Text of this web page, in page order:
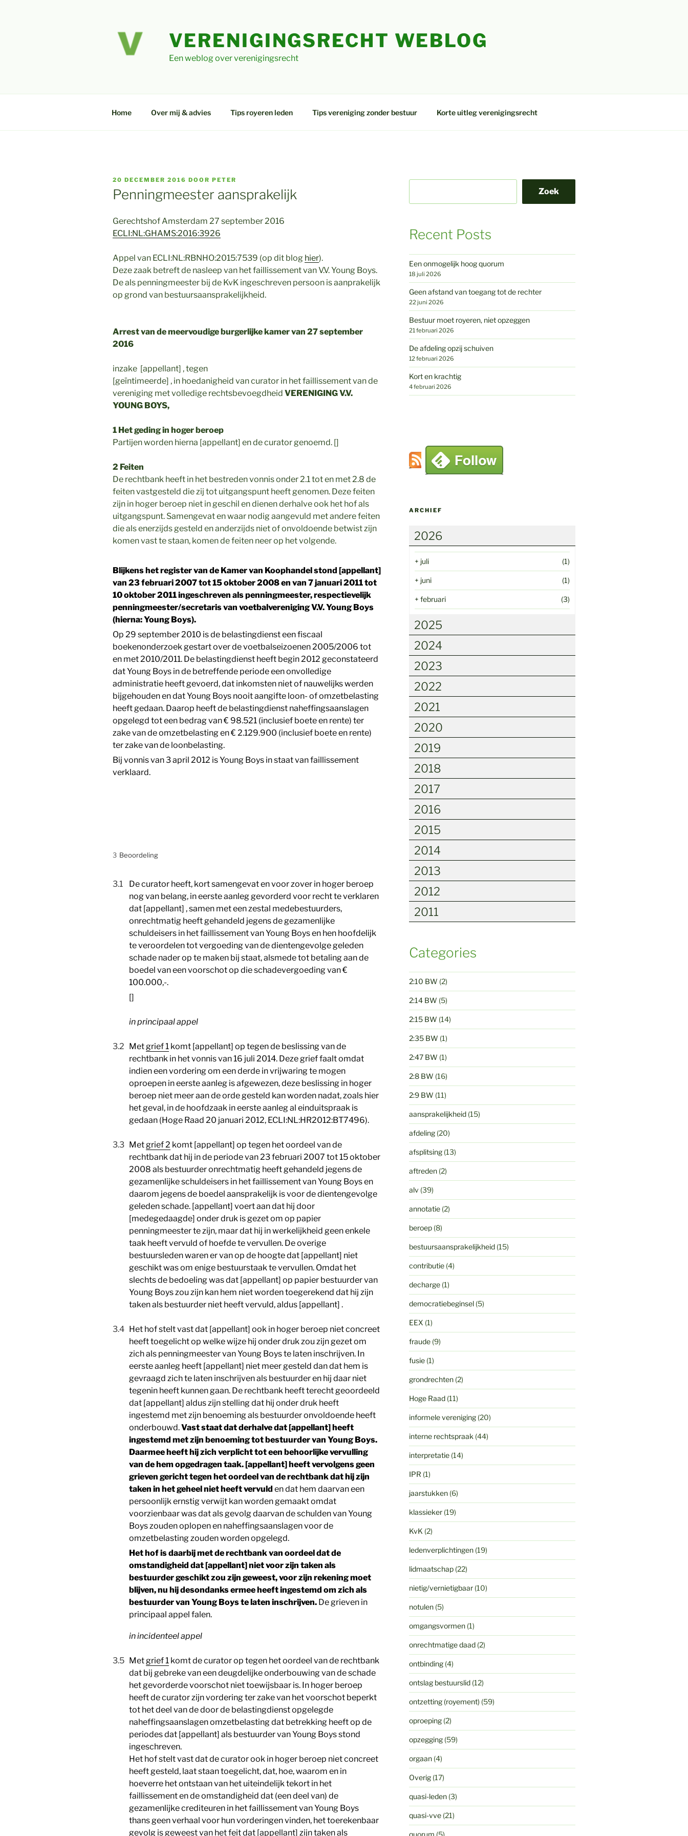
VERENIGINGSRECHT WEBLOG
Een weblog over verenigingsrecht
Home Over mij & advies Tips royeren leden Tips vereniging zonder bestuur Korte uitleg verenigingsrecht
GEPLAATST
OP
20 DECEMBER 2016 DOOR PETER
Penningmeester aansprakelijk
Gerechtshof Amsterdam 27 september 2016
ECLI:NL:GHAMS:2016:3926
Appel van ECLI:NL:RBNHO:2015:7539 (op dit blog hier).
Deze zaak betreft de nasleep van het faillissement van V.V. Young Boys.
De als penningmeester bij de KvK ingeschreven persoon is aanprakelijk
op grond van bestuursaansprakelijkheid.
Arrest van de meervoudige burgerlijke kamer van 27 september
2016
inzake [appellant] , tegen
[geïntimeerde] , in hoedanigheid van curator in het faillissement van de
vereniging met volledige rechtsbevoegdheid VERENIGING V.V.
YOUNG BOYS,
1 Het geding in hoger beroep
Partijen worden hierna [appellant] en de curator genoemd. []
2 Feiten
De rechtbank heeft in het bestreden vonnis onder 2.1 tot en met 2.8 de
feiten vastgesteld die zij tot uitgangspunt heeft genomen. Deze feiten
zijn in hoger beroep niet in geschil en dienen derhalve ook het hof als
uitgangspunt. Samengevat en waar nodig aangevuld met andere feiten
die als enerzijds gesteld en anderzijds niet of onvoldoende betwist zijn
komen vast te staan, komen de feiten neer op het volgende.
Blijkens het register van de Kamer van Koophandel stond [appellant]
van 23 februari 2007 tot 15 oktober 2008 en van 7 januari 2011 tot
10 oktober 2011 ingeschreven als penningmeester, respectievelijk
penningmeester/secretaris van voetbalvereniging V.V. Young Boys
(hierna: Young Boys).
Op 29 september 2010 is de belastingdienst een fiscaal
boekenonderzoek gestart over de voetbalseizoenen 2005/2006 tot
en met 2010/2011. De belastingdienst heeft begin 2012 geconstateerd
dat Young Boys in de betreffende periode een onvolledige
administratie heeft gevoerd, dat inkomsten niet of nauwelijks werden
bijgehouden en dat Young Boys nooit aangifte loon- of omzetbelasting
heeft gedaan. Daarop heeft de belastingdienst naheffingsaanslagen
opgelegd tot een bedrag van € 98.521 (inclusief boete en rente) ter
zake van de omzetbelasting en € 2.129.900 (inclusief boete en rente)
ter zake van de loonbelasting.
Bij vonnis van 3 april 2012 is Young Boys in staat van faillissement
verklaard.
3 Beoordeling
3.1
De curator heeft, kort samengevat en voor zover in hoger beroep
nog van belang, in eerste aanleg gevorderd voor recht te verklaren
dat [appellant] , samen met een zestal medebestuurders,
onrechtmatig heeft gehandeld jegens de gezamenlijke
schuldeisers in het faillissement van Young Boys en hen hoofdelijk
te veroordelen tot vergoeding van de dientengevolge geleden
schade nader op te maken bij staat, alsmede tot betaling aan de
boedel van een voorschot op die schadevergoeding van €
100.000,-.
[]
in principaal appel
3.2 Metgrief 1 komt [appellant] op tegen de beslissing van de
rechtbank in het vonnis van 16 juli 2014. Deze grief faalt omdat
indien een vordering om een derde in vrijwaring te mogen
oproepen in eerste aanleg is afgewezen, deze beslissing in hoger
beroep niet meer aan de orde gesteld kan worden nadat, zoals hier
het geval, in de hoofdzaak in eerste aanleg al einduitspraak is
gedaan (Hoge Raad 20 januari 2012, ECLI:NL:HR2012:BT7496).
3.3 Metgrief 2 komt [appellant] op tegen het oordeel van de
rechtbank dat hij in de periode van 23 februari 2007 tot 15 oktober
2008 als bestuurder onrechtmatig heeft gehandeld jegens de
gezamenlijke schuldeisers in het faillissement van Young Boys en
daarom jegens de boedel aansprakelijk is voor de dientengevolge
geleden schade. [appellant] voert aan dat hij door
[medegedaagde] onder druk is gezet om op papier
penningmeester te zijn, maar dat hij in werkelijkheid geen enkele
taak heeft vervuld of hoefde te vervullen. De overige
bestuursleden waren er van op de hoogte dat [appellant] niet
geschikt was om enige bestuurstaak te vervullen. Omdat het
slechts de bedoeling was dat [appellant] op papier bestuurder van
Young Boys zou zijn kan hem niet worden toegerekend dat hij zijn
taken als bestuurder niet heeft vervuld, aldus [appellant] .
3.4 Het hof stelt vast dat [appellant] ook in hoger beroep niet concreet
heeft toegelicht op welke wijze hij onder druk zou zijn gezet om
zich als penningmeester van Young Boys te laten inschrijven. In
eerste aanleg heeft [appellant] niet meer gesteld dan dat hem is
gevraagd zich te laten inschrijven als bestuurder en hij daar niet
tegenin heeft kunnen gaan. De rechtbank heeft terecht geoordeeld
dat [appellant] aldus zijn stelling dat hij onder druk heeft
ingestemd met zijn benoeming als bestuurder onvoldoende heeft
onderbouwd.Vast staat dat derhalve dat [appellant] heeft
ingestemd met zijn benoeming tot bestuurder van Young Boys.
Daarmee heeft hij zich verplicht tot een behoorlijke vervulling
van de hem opgedragen taak. [appellant] heeft vervolgens geen
grieven gericht tegen het oordeel van de rechtbank dat hij zijn
taken in het geheel niet heeft vervuld en dat hem daarvan een
persoonlijk ernstig verwijt kan worden gemaakt omdat
voorzienbaar was dat als gevolg daarvan de schulden van Young
Boys zouden oplopen en naheffingsaanslagen voor de
omzetbelasting zouden worden opgelegd.
Het hof is daarbij met de rechtbank van oordeel dat de
omstandigheid dat [appellant] niet voor zijn taken als
bestuurder geschikt zou zijn geweest, voor zijn rekening moet
blijven, nu hij desondanks ermee heeft ingestemd om zich als
bestuurder van Young Boys te laten inschrijven. De grieven in
principaal appel falen.
in incidenteel appel
3.5 Metgrief 1 komt de curator op tegen het oordeel van de rechtbank
dat bij gebreke van een deugdelijke onderbouwing van de schade
het gevorderde voorschot niet toewijsbaar is. In hoger beroep
heeft de curator zijn vordering ter zake van het voorschot beperkt
tot het deel van de door de belastingdienst opgelegde
naheffingsaanslagen omzetbelasting dat betrekking heeft op de
periodes dat [appellant] als bestuurder van Young Boys stond
ingeschreven.
Het hof stelt vast dat de curator ook in hoger beroep niet concreet
heeft gesteld, laat staan toegelicht, dat, hoe, waarom en in
hoeverre het ontstaan van het uiteindelijk tekort in het
faillissement en de omstandigheid dat (een deel van) de
gezamenlijke crediteuren in het faillissement van Young Boys
thans geen verhaal voor hun vorderingen vinden, het toerekenbaar
gevolg is geweest van het feit dat [appellant] zijn taken als
Zoek
Recent Posts
Een onmogelijk hoog quorum
18 juli 2026
Geen afstand van toegang tot de rechter
22 juni 2026
Bestuur moet royeren, niet opzeggen
21 februari 2026
De afdeling opzij schuiven
12 februari 2026
Kort en krachtig
4 februari 2026
ARCHIEF
2026
+ juli (1)
+ juni (1)
+ februari (3)
2025
2024
2023
2022
2021
2020
2019
2018
2017
2016
2015
2014
2013
2012
2011
Categories
2:10 BW (2)
2:14 BW (5)
2:15 BW (14)
2:35 BW (1)
2:47 BW (1)
2:8 BW (16)
2:9 BW (11)
aansprakelijkheid(15)
afdeling(20)
afsplitsing(13)
aftreden(2)
alv (39)
annotatie(2)
beroep(8)
bestuursaansprakelijkheid(15)
contributie(4)
decharge(1)
democratiebeginsel(5)
EEX (1)
fraude(9)
fusie(1)
grondrechten(2)
Hoge Raad(11)
informele vereniging(20)
interne rechtspraak (44)
interpretatie(14)
IPR (1)
jaarstukken(6)
klassieker(19)
KvK (2)
ledenverplichtingen(19)
lidmaatschap(22)
nietig/vernietigbaar(10)
notulen(5)
omgangsvormen(1)
onrechtmatige daad(2)
ontbinding(4)
ontslag bestuurslid(12)
ontzetting (royement) (59)
oproeping(2)
opzegging(59)
orgaan(4)
Overig(17)
quasi-leden(3)
quasi-vve(21)